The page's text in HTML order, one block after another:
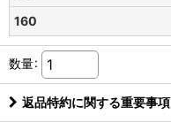
160
数量:
返品特約に関する重要事項